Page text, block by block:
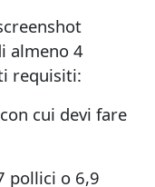
almeno 4
requisiti:
cui devi fare
pollici o 6,9